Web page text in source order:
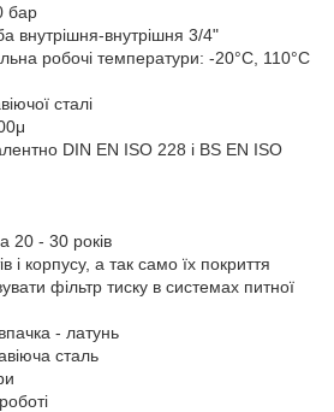
бар
внутрішня-внутрішня 3/4"
робочі температури: -20°C, 110°C
сталі
DIN EN ISO 228 і BS EN ISO
20 - 30 років
і корпусу, а так само їх покриття
фільтр тиску в системах питної
- латунь
сталь